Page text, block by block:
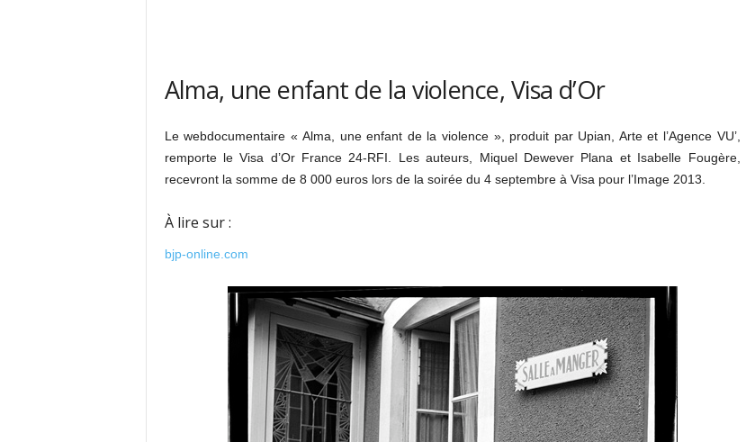
Alma, une enfant de la violence, Visa d’Or
Le webdocumentaire « Alma, une enfant de la violence », produit par Upian, Arte et l’Agence VU’,
remporte le Visa d’Or France 24-RFI. Les auteurs, Miquel Dewever Plana et Isabelle Fougère,
recevront la somme de 8 000 euros lors de la soirée du 4 septembre à Visa pour l’Image 2013.
À lire sur :
bjp-online.com